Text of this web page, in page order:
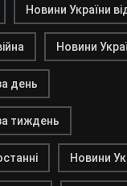
Новини України
Новини
день
тиждень
Новини